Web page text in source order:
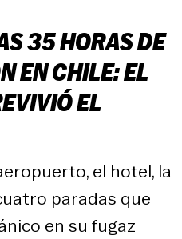
35 HORAS DE
EN CHILE: EL
EL
el hotel, la
paradas que
en su fugaz